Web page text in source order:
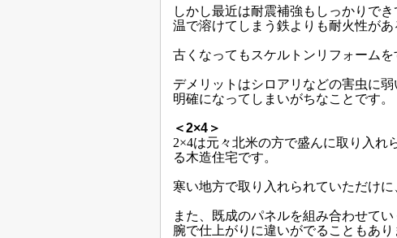
しかし最近は耐震補強もしっかりで
温で溶けてしまう鉄よりも耐火性があ
古くなってもスケルトンリフォーム
デメリットはシロアリなどの害虫に
明確になってしまいがちなことです。
＜2×4＞
2×4は元々北米の方で盛んに取り入れ
る木造住宅です。
寒い地方で取り入れられていただけ
また、既成のパネルを組み合わせて
腕で仕上がりに違いがでることもあり